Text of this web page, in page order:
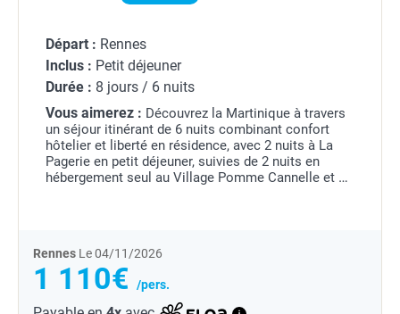
Départ : Rennes
Inclus : Petit déjeuner
Durée : 8 jours / 6 nuits
Vous aimerez : Découvrez la Martinique à travers
un séjour itinérant de 6 nuits combinant confort
hôtelier et liberté en résidence, avec 2 nuits à La
Pagerie en petit déjeuner, suivies de 2 nuits en
hébergement seul au Village Pomme Cannelle et 2
Rennes Le 04/11/2026
1 110€ /pers.